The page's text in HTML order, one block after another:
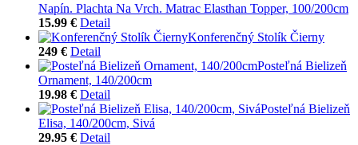
Napín. Plachta Na Vrch. Matrac Elasthan Topper, 100/200cm
15.99 € Detail
Konferenčný Stolík Čierny
249 € Detail
Posteľná Bielizeň
Ornament, 140/200cm
19.98 € Detail
Posteľná Bielizeň
Elisa, 140/200cm, Sivá
29.95 € Detail